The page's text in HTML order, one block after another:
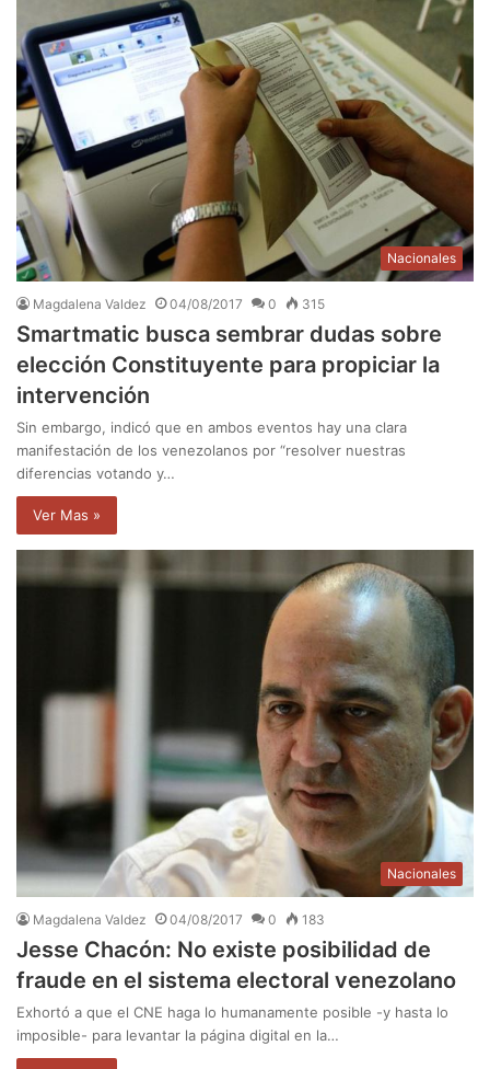
Nacionales
Magdalena Valdez 04/08/2017 0 315
Smartmatic busca sembrar dudas sobre
elección Constituyente para propiciar la
intervención
Sin embargo, indicó que en ambos eventos hay una clara
manifestación de los venezolanos por “resolver nuestras
diferencias votando y…
Ver Mas »
Nacionales
Magdalena Valdez 04/08/2017 0 183
Jesse Chacón: No existe posibilidad de
fraude en el sistema electoral venezolano
Exhortó a que el CNE haga lo humanamente posible -y hasta lo
imposible- para levantar la página digital en la…